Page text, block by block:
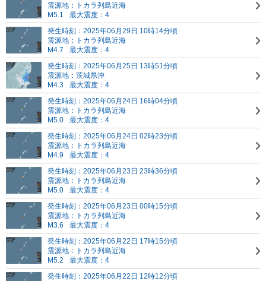
震源地：トカラ列島近海
M5.1
最大震度：4
発生時刻：2025年06月29日 10時14分頃
震源地：トカラ列島近海
M4.7
最大震度：4
発生時刻：2025年06月25日 13時51分頃
震源地：茨城県沖
M4.3
最大震度：4
発生時刻：2025年06月24日 16時04分頃
震源地：トカラ列島近海
M5.0
最大震度：4
発生時刻：2025年06月24日 02時23分頃
震源地：トカラ列島近海
M4.9
最大震度：4
発生時刻：2025年06月23日 23時36分頃
震源地：トカラ列島近海
M5.0
最大震度：4
発生時刻：2025年06月23日 00時15分頃
震源地：トカラ列島近海
M3.6
最大震度：4
発生時刻：2025年06月22日 17時15分頃
震源地：トカラ列島近海
M5.2
最大震度：4
発生時刻：2025年06月22日 12時12分頃